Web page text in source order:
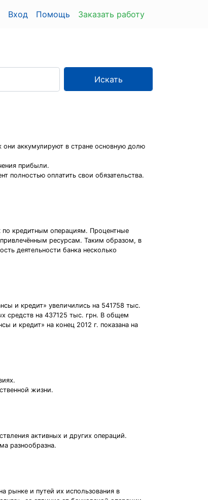
Вход Помощь Заказать работу
Искать
аккумулируют в стране основную долю
прибыли.
полностью оплатить свои обязательства.
по кредитным операциям. Процентные
ресурсам. Таким образом, в
деятельности банка несколько
и кредит» увеличились на 541758 тыс.
средств на 437125 тыс. грн. В общем
и кредит» на конец 2012 г. показана на
жизни.
активных и других операций.
разнообразна.
рынке и путей их использования в